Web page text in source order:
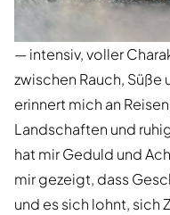
— intensiv, voller
zwischen Rauch, Süße
erinnert mich an
Landschaften und
hat mir Geduld und
mir gezeigt, dass
und es sich lohnt, sich